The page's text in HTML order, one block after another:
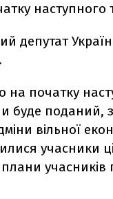
наступного
депутат
.
початку
буде поданий,
вільної
учасники
учасників